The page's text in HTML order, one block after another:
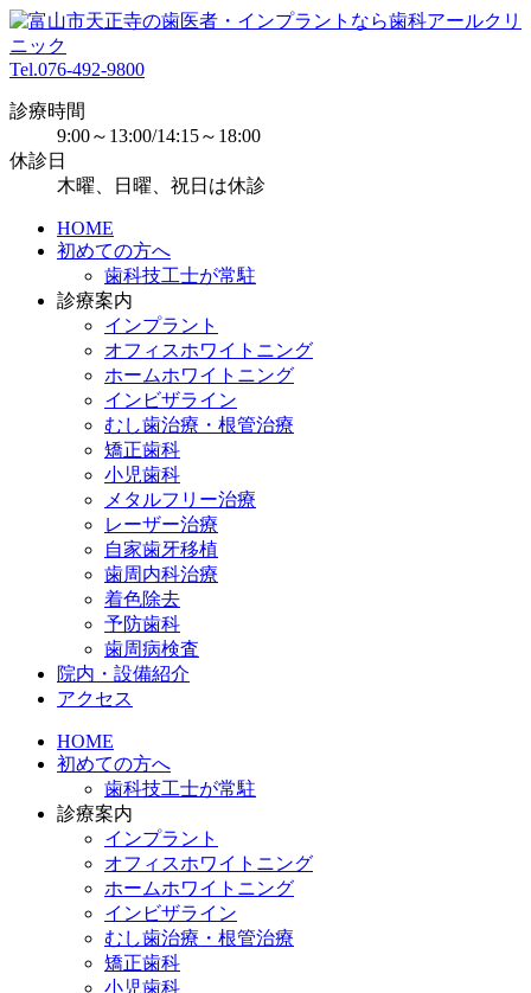
Tel.076-492-9800
診療時間
9:00～13:00/14:15～18:00
休診日
木曜、日曜、祝日は休診
HOME
初めての方へ
歯科技工士が常駐
診療案内
インプラント
オフィスホワイトニング
ホームホワイトニング
インビザライン
むし歯治療・根管治療
矯正歯科
小児歯科
メタルフリー治療
レーザー治療
自家歯牙移植
歯周内科治療
着色除去
予防歯科
歯周病検査
院内・設備紹介
アクセス
HOME
初めての方へ
歯科技工士が常駐
診療案内
インプラント
オフィスホワイトニング
ホームホワイトニング
インビザライン
むし歯治療・根管治療
矯正歯科
小児歯科